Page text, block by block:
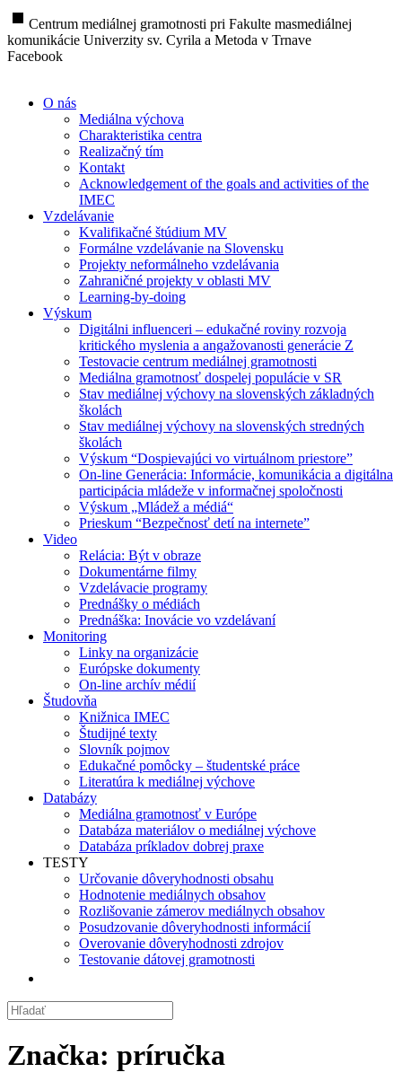
stop Centrum mediálnej gramotnosti pri Fakulte masmediálnej
komunikácie Univerzity sv. Cyrila a Metoda v Trnave
Facebook
O nás
Mediálna výchova
Charakteristika centra
Realizačný tím
Kontakt
Acknowledgement of the goals and activities of the
IMEC
Vzdelávanie
Kvalifikačné štúdium MV
Formálne vzdelávanie na Slovensku
Projekty neformálneho vzdelávania
Zahraničné projekty v oblasti MV
Learning-by-doing
Výskum
Digitálni influenceri – edukačné roviny rozvoja
kritického myslenia a angažovanosti generácie Z
Testovacie centrum mediálnej gramotnosti
Mediálna gramotnosť dospelej populácie v SR
Stav mediálnej výchovy na slovenských základných
školách
Stav mediálnej výchovy na slovenských stredných
školách
Výskum “Dospievajúci vo virtuálnom priestore”
On-line Generácia: Informácie, komunikácia a digitálna
participácia mládeže v informačnej spoločnosti
Výskum „Mládež a médiá“
Prieskum “Bezpečnosť detí na internete”
Video
Relácia: Být v obraze
Dokumentárne filmy
Vzdelávacie programy
Prednášky o médiách
Prednáška: Inovácie vo vzdelávaní
Monitoring
Linky na organizácie
Európske dokumenty
On-line archív médií
Študovňa
Knižnica IMEC
Študijné texty
Slovník pojmov
Edukačné pomôcky – študentské práce
Literatúra k mediálnej výchove
Databázy
Mediálna gramotnosť v Európe
Databáza materiálov o mediálnej výchove
Databáza príkladov dobrej praxe
TESTY
Určovanie dôveryhodnosti obsahu
Hodnotenie mediálnych obsahov
Rozlišovanie zámerov mediálnych obsahov
Posudzovanie dôveryhodnosti informácií
Overovanie dôveryhodnosti zdrojov
Testovanie dátovej gramotnosti
Značka: príručka